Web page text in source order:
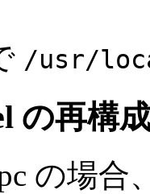
/usr/
の再構
の場